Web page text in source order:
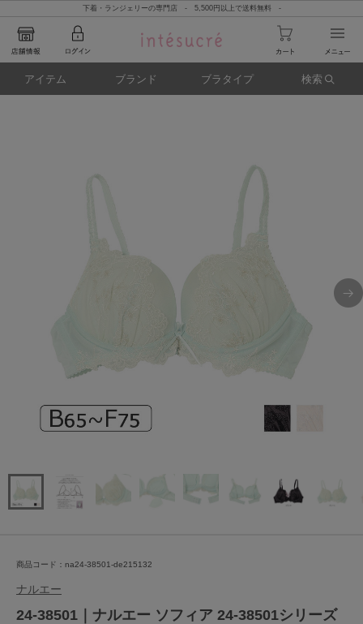
下着・ランジェリーの専門店 - 5,500円以上で送料無料 -
アイテム ブランド ブラタイプ 検索
商品コード：na24-38501-de215132
ナルエー
24-38501｜ナルエー ソフィア 24-38501シリーズ